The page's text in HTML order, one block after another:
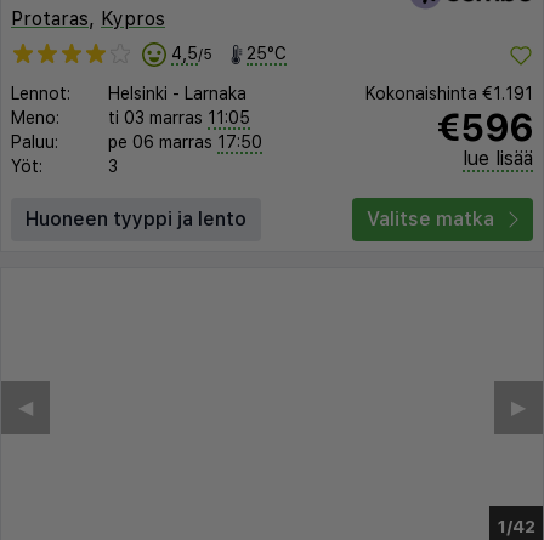
Protaras, Kypros
4,5/5 25°C
Lennot: Helsinki -
Larnaka
Meno:
ti 03 marras 11:05
Paluu:
pe 06 marras 17:50
Yöt:
3
Kokonaishinta €1.191
€596
lue lisää
Huoneen tyyppi ja lento Valitse matka
1/38
▶︎
◀︎